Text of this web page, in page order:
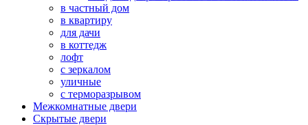
в частный дом
в квартиру
для дачи
в коттедж
лофт
с зеркалом
уличные
с терморазрывом
Межкомнатные двери
Скрытые двери